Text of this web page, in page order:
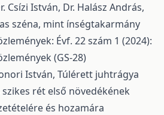
Csízi István, Dr. Halász András,
széna, mint ínségtakarmány
Évf. 22 szám 1 (2024):
(GS-28)
István, Túlérett juhtrágya
rét első növedékének
és hozamára